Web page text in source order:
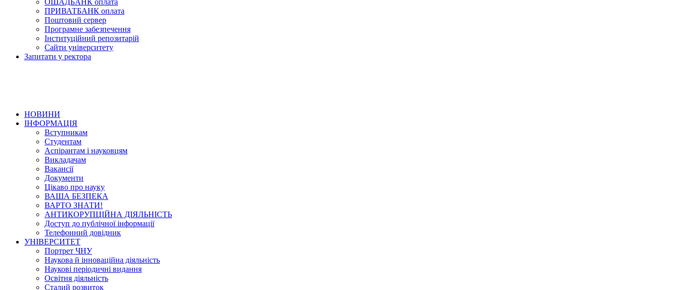
ОЩАДБАНК оплата
ПРИВАТБАНК оплата
Поштовий сервер
Програмне забезпечення
Інституційний репозитарій
Сайти університету
Запитати у ректора
НОВИНИ
ІНФОРМАЦІЯ
Вступникам
Студентам
Аспірантам і науковцям
Викладачам
Вакансії
Документи
Цікаво про науку
ВАША БЕЗПЕКА
ВАРТО ЗНАТИ!
АНТИКОРУПЦІЙНА ДІЯЛЬНІСТЬ
Доступ до публічної інформації
Телефонний довідник
УНІВЕРСИТЕТ
Портрет ЧНУ
Наукова й інноваційна діяльність
Наукові періодичні видання
Освітня діяльність
Сталий розвиток